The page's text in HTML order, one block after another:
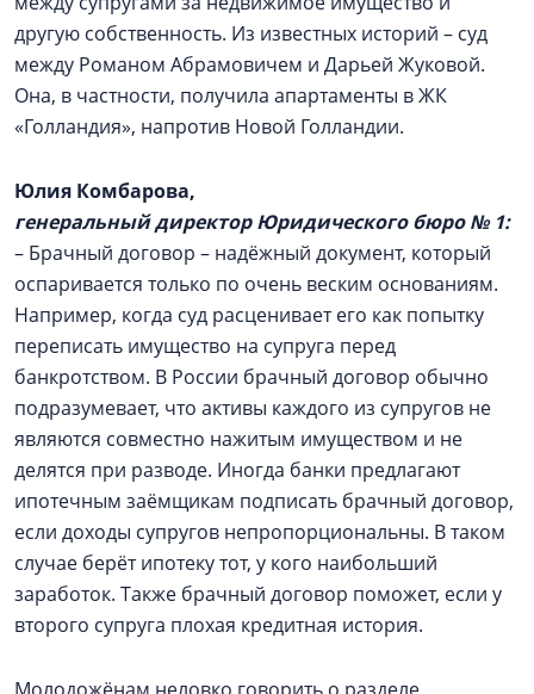
другую собственность. Из известных историй – суд
между Романом Абрамовичем и Дарьей Жуковой.
Она, в частности, получила апартаменты в ЖК
«Голландия», напротив Новой Голландии.
Юлия Комбарова,
генеральный директор Юридического бюро № 1:
– Брачный договор – надёжный документ, который
оспаривается только по очень веским основаниям.
Например, когда суд расценивает его как попытку
переписать имущество на супруга перед
банкротством. В России брачный договор обычно
подразумевает, что активы каждого из супругов не
являются совместно нажитым имуществом и не
делятся при разводе. Иногда банки предлагают
ипотечным заёмщикам подписать брачный договор,
если доходы супругов непропорциональны. В таком
случае берёт ипотеку тот, у кого наибольший
заработок. Также брачный договор поможет, если у
второго супруга плохая кредитная история.